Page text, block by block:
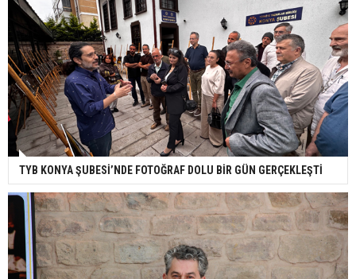
TYB KONYA ŞUBESİ’NDE FOTOĞRAF DOLU BİR GÜN GERÇEKLEŞTİ